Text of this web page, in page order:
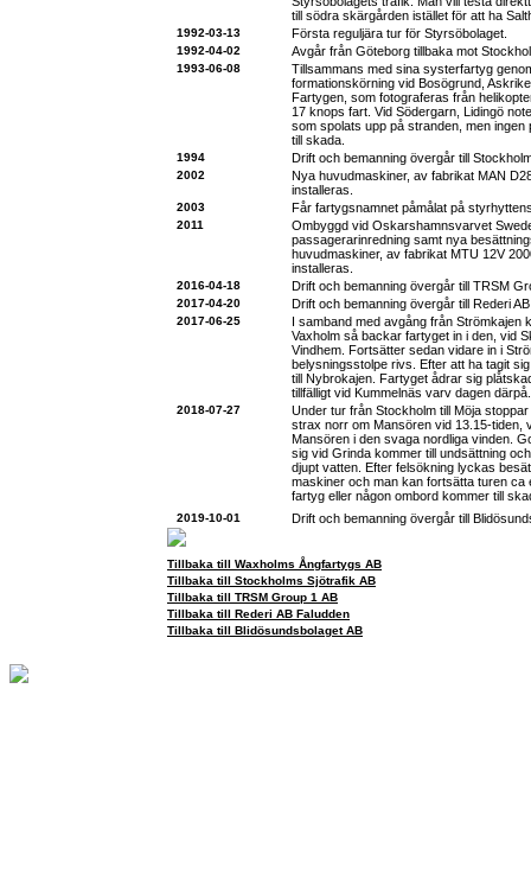
till södra skärgården istället för att ha
1992-03-13 Första reguljära tur för Styrsöbolaget.
1992-04-02 Avgår från Göteborg tillbaka mot
1993-06-08
Tillsammans med sina systerfartyg
formationskörning vid Bosögrund,
Fartygen, som fotograferas från
17 knops fart. Vid Södergarn, Lidingö
som spolats upp på stranden, men
till skada.
1994 Drift och bemanning övergår till
2002
Nya huvudmaskiner, av fabrikat MAN
installeras.
2003 Får fartygsnamnet påmålat på
2011
Ombyggd vid Oskarshamnsvarvet
passagerarinredning samt nya
huvudmaskiner, av fabrikat MTU 12V
installeras.
2016-04-18 Drift och bemanning övergår till TRSM
2017-04-20 Drift och bemanning övergår till Rederi
2017-06-25
I samband med avgång från Strömkajen
Vaxholm så backar fartyget in i den, vid
Vindhem. Fortsätter sedan vidare in i
belysningsstolpe rivs. Efter att ha tagit
till Nybrokajen. Fartyget ådrar sig
tillfälligt vid Kummelnäs varv dagen
2018-07-27
Under tur från Stockholm till Möja
strax norr om Mansören vid 13.15-tiden,
Mansören i den svaga nordliga vinden.
sig vid Grinda kommer till undsättning
djupt vatten. Efter felsökning lyckas
maskiner och man kan fortsätta turen ca
fartyg eller någon ombord kommer till
2019-10-01 Drift och bemanning övergår till
Tillbaka till Waxholms Ångfartygs AB
Tillbaka till Stockholms Sjötrafik AB
Tillbaka till TRSM Group 1 AB
Tillbaka till Rederi AB Faludden
Tillbaka till Blidösundsbolaget AB